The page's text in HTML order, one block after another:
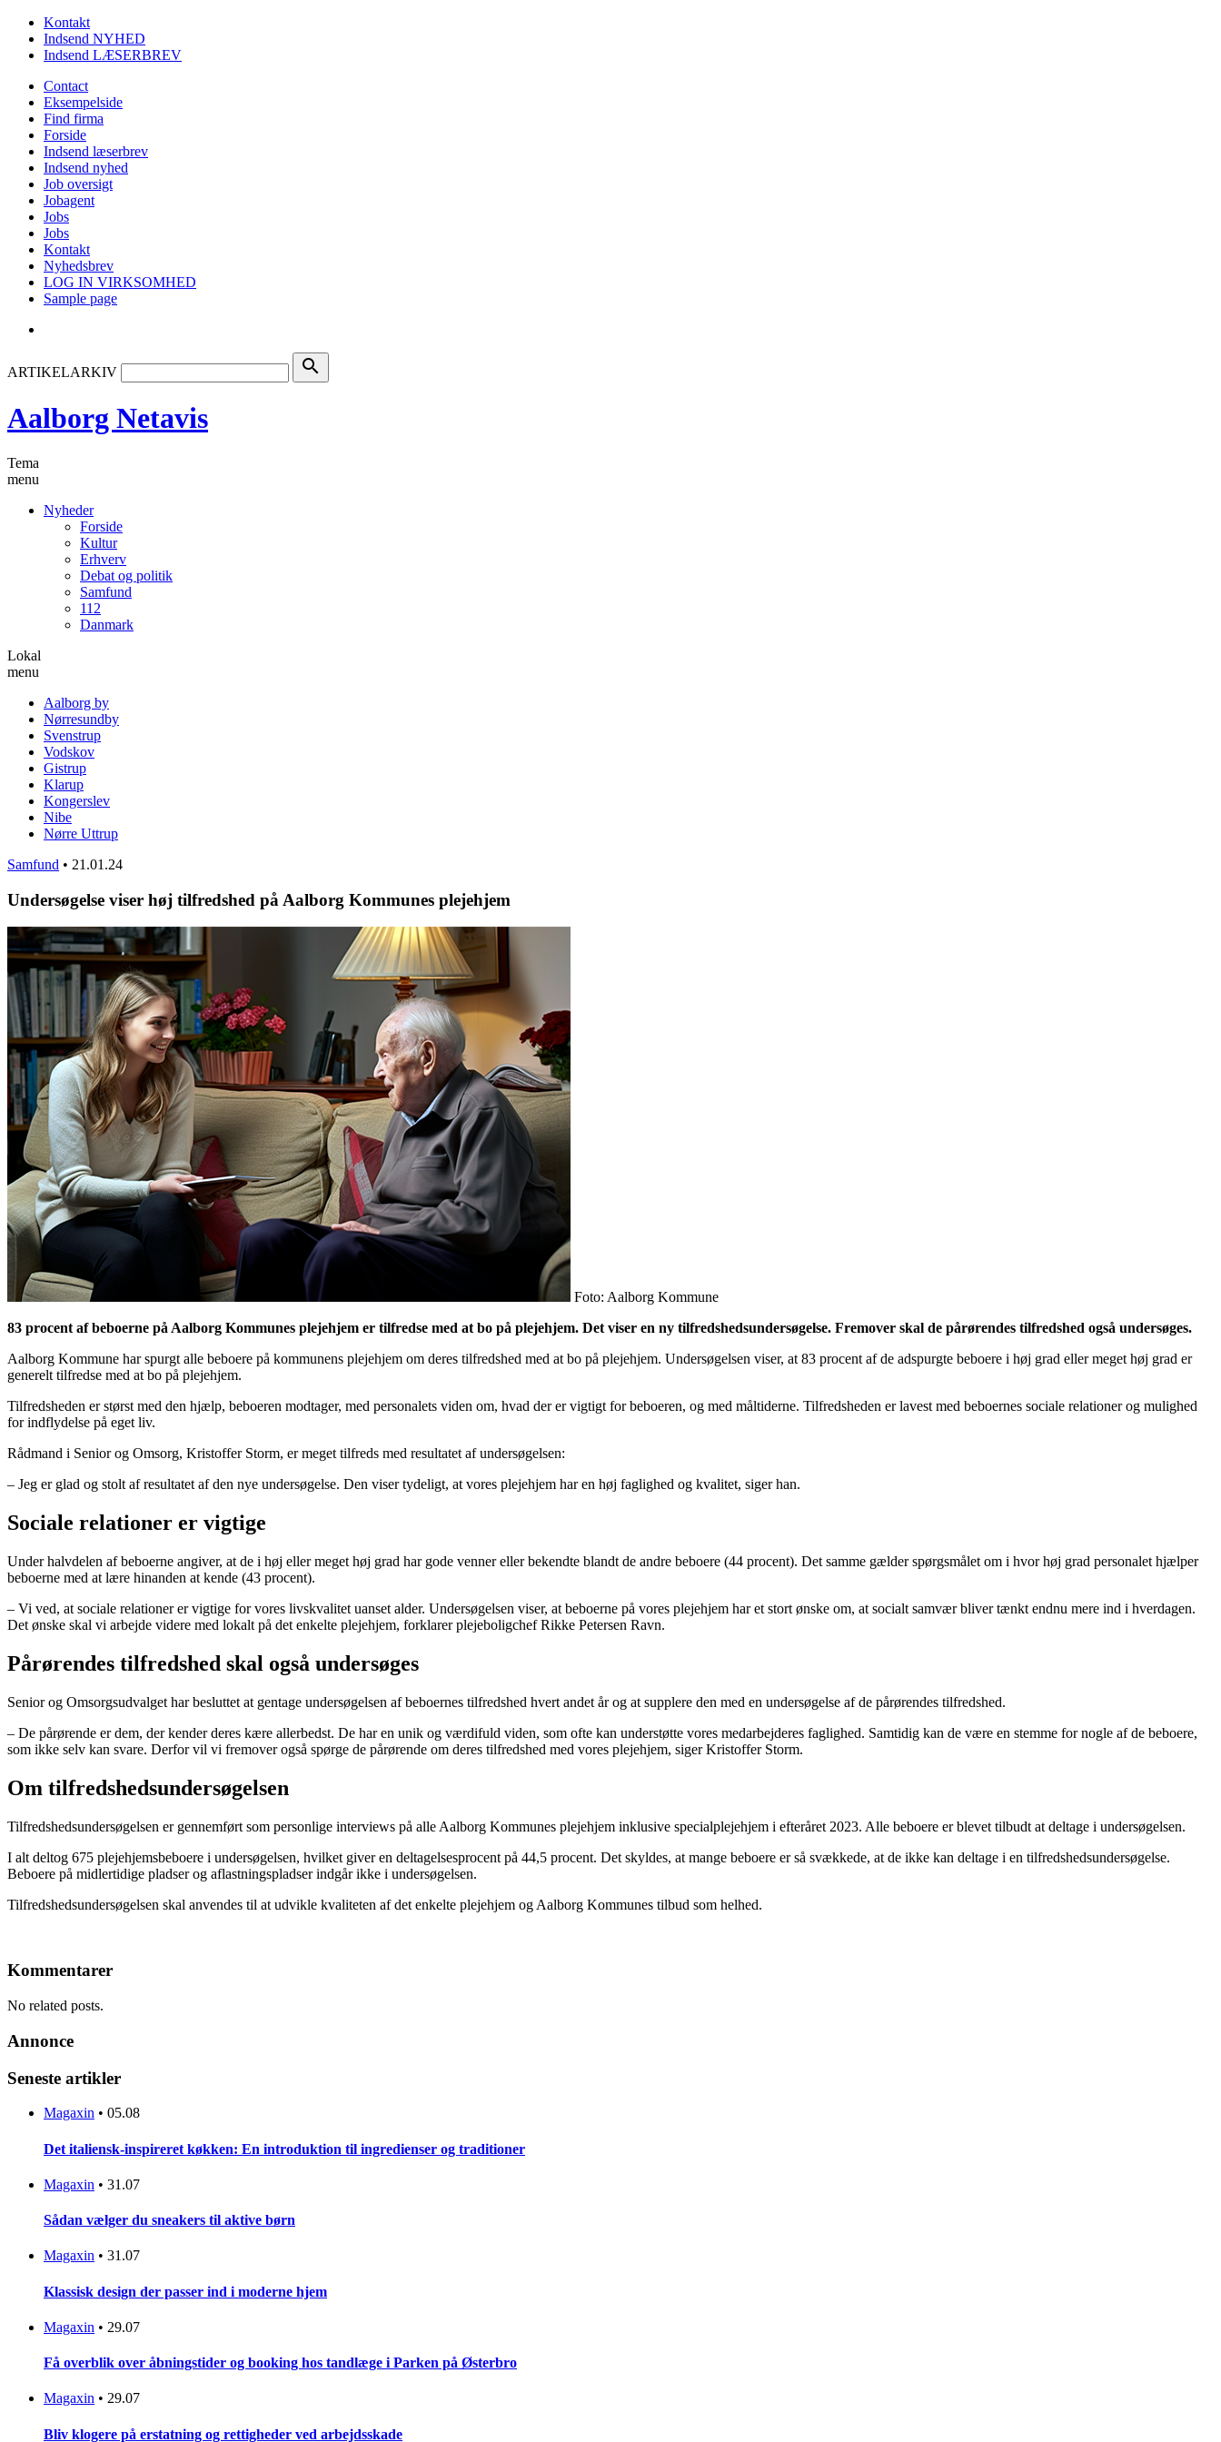
Kontakt
Indsend NYHED
Indsend LÆSERBREV
Contact
Eksempelside
Find firma
Forside
Indsend læserbrev
Indsend nyhed
Job oversigt
Jobagent
Jobs
Jobs
Kontakt
Nyhedsbrev
LOG IN VIRKSOMHED
Sample page
ARTIKELARKIV search
Aalborg Netavis
Tema
menu
Nyheder
Forside
Kultur
Erhverv
Debat og politik
Samfund
112
Danmark
Lokal
menu
Aalborg by
Nørresundby
Svenstrup
Vodskov
Gistrup
Klarup
Kongerslev
Nibe
Nørre Uttrup
Samfund • 21.01.24
Undersøgelse viser høj tilfredshed på Aalborg Kommunes plejehjem
Foto: Aalborg Kommune
83 procent af beboerne på Aalborg Kommunes plejehjem er tilfredse med at bo på plejehjem. Det viser en ny tilfredshedsundersøgelse. Fremover skal de pårørendes tilfredshed også undersøges.
Aalborg Kommune har spurgt alle beboere på kommunens plejehjem om deres tilfredshed med at bo på plejehjem. Undersøgelsen viser, at 83 procent af de adspurgte beboere i høj grad eller meget høj grad er
generelt tilfredse med at bo på plejehjem.
Tilfredsheden er størst med den hjælp, beboeren modtager, med personalets viden om, hvad der er vigtigt for beboeren, og med måltiderne. Tilfredsheden er lavest med beboernes sociale relationer og mulighed
for indflydelse på eget liv.
Rådmand i Senior og Omsorg, Kristoffer Storm, er meget tilfreds med resultatet af undersøgelsen:
– Jeg er glad og stolt af resultatet af den nye undersøgelse. Den viser tydeligt, at vores plejehjem har en høj faglighed og kvalitet, siger han.
Sociale relationer er vigtige
Under halvdelen af beboerne angiver, at de i høj eller meget høj grad har gode venner eller bekendte blandt de andre beboere (44 procent). Det samme gælder spørgsmålet om i hvor høj grad personalet hjælper
beboerne med at lære hinanden at kende (43 procent).
– Vi ved, at sociale relationer er vigtige for vores livskvalitet uanset alder. Undersøgelsen viser, at beboerne på vores plejehjem har et stort ønske om, at socialt samvær bliver tænkt endnu mere ind i hverdagen.
Det ønske skal vi arbejde videre med lokalt på det enkelte plejehjem, forklarer plejeboligchef Rikke Petersen Ravn.
Pårørendes tilfredshed skal også undersøges
Senior og Omsorgsudvalget har besluttet at gentage undersøgelsen af beboernes tilfredshed hvert andet år og at supplere den med en undersøgelse af de pårørendes tilfredshed.
– De pårørende er dem, der kender deres kære allerbedst. De har en unik og værdifuld viden, som ofte kan understøtte vores medarbejderes faglighed. Samtidig kan de være en stemme for nogle af de beboere,
som ikke selv kan svare. Derfor vil vi fremover også spørge de pårørende om deres tilfredshed med vores plejehjem, siger Kristoffer Storm.
Om tilfredshedsundersøgelsen
Tilfredshedsundersøgelsen er gennemført som personlige interviews på alle Aalborg Kommunes plejehjem inklusive specialplejehjem i efteråret 2023. Alle beboere er blevet tilbudt at deltage i undersøgelsen.
I alt deltog 675 plejehjemsbeboere i undersøgelsen, hvilket giver en deltagelsesprocent på 44,5 procent. Det skyldes, at mange beboere er så svækkede, at de ikke kan deltage i en tilfredshedsundersøgelse.
Beboere på midlertidige pladser og aflastningspladser indgår ikke i undersøgelsen.
Tilfredshedsundersøgelsen skal anvendes til at udvikle kvaliteten af det enkelte plejehjem og Aalborg Kommunes tilbud som helhed.
Kommentarer
No related posts.
Annonce
Seneste artikler
Magaxin • 05.08
Det italiensk-inspireret køkken: En introduktion til ingredienser og traditioner
Magaxin • 31.07
Sådan vælger du sneakers til aktive børn
Magaxin • 31.07
Klassisk design der passer ind i moderne hjem
Magaxin • 29.07
Få overblik over åbningstider og booking hos tandlæge i Parken på Østerbro
Magaxin • 29.07
Bliv klogere på erstatning og rettigheder ved arbejdsskade